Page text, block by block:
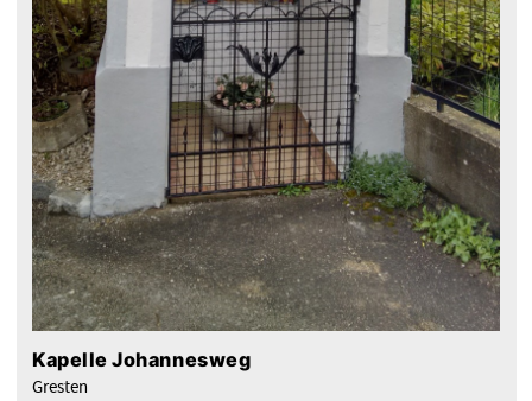
Kapelle Johannesweg
Gresten